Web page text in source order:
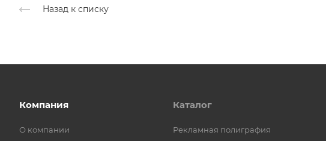
Назад к списку
Компания
О компании
Каталог
Рекламная полиграфия